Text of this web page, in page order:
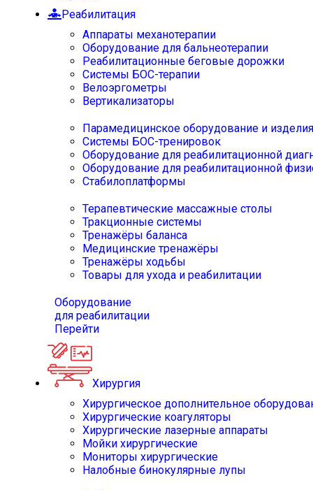
Реабилитация
Аппараты механотерапии
Оборудование для бальнеотерапии
Реабилитационные беговые дорожки
Системы БОС-терапии
Велоэргометры
Вертикализаторы
Парамедицинское оборудование и изделия
Системы БОС-тренировок
Оборудование для реабилитационной
Оборудование для реабилитационной
Стабилоплатформы
Терапевтические массажные столы
Тракционные системы
Тренажёры баланса
Медицинские тренажёры
Тренажёры ходьбы
Товары для ухода и реабилитации
Оборудование
для реабилитации
Перейти
Хирургия
Хирургическое дополнительное
Хирургические коагуляторы
Хирургические лазерные аппараты
Мойки хирургические
Мониторы хирургические
Налобные бинокулярные лупы